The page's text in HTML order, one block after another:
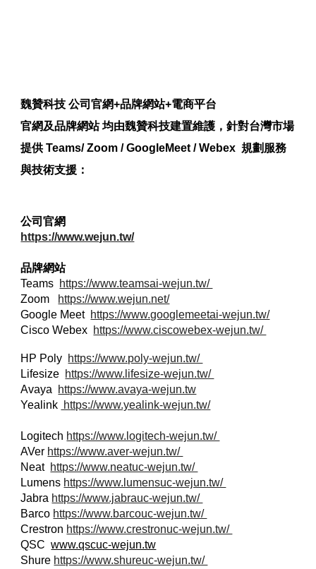
魏贊科技 公司官網+品牌網站+電商平台
官網及品牌網站 均由魏贊科技建置維護，針對台灣市場
提供 Teams/ Zoom / GoogleMeet / Webex 規劃服務
與技術支援：
公司官網
https://www.wejun.tw/
品牌網站
Teams https://www.teamsai-wejun.tw/
Zoom https://www.wejun.net/
Google Meet https://www.googlemeetai-wejun.tw/
Cisco Webex https://www.ciscowebex-wejun.tw/
HP Poly https://www.poly-wejun.tw/
Lifesize https://www.lifesize-wejun.tw/
Avaya https://www.avaya-wejun.tw
Yealink https://www.yealink-wejun.tw/
Logitech https://www.logitech-wejun.tw/
AVer https://www.aver-wejun.tw/
Neat https://www.neatuc-wejun.tw/
Lumens https://www.lumensuc-wejun.tw/
Jabra https://www.jabrauc-wejun.tw/
Barco https://www.barcouc-wejun.tw/
Crestron https://www.crestronuc-wejun.tw/
QSCwww.qscuc-wejun.tw
Shure https://www.shureuc-wejun.tw/